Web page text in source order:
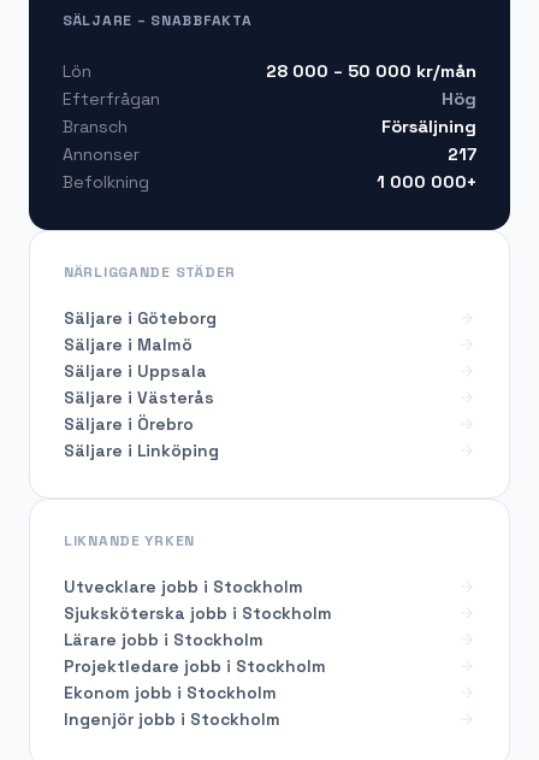
SÄLJARE – SNABBFAKTA
Lön 28 000 – 50 000 kr/mån
Efterfrågan
Hög
Bransch
Försäljning
Annonser
217
Befolkning
1 000 000+
NÄRLIGGANDE STÄDER
Säljare i Göteborg
Säljare i Malmö
Säljare i Uppsala
Säljare i Västerås
Säljare i Örebro
Säljare i Linköping
LIKNANDE YRKEN
Utvecklare jobb i Stockholm
Sjuksköterska jobb i Stockholm
Lärare jobb i Stockholm
Projektledare jobb i Stockholm
Ekonom jobb i Stockholm
Ingenjör jobb i Stockholm